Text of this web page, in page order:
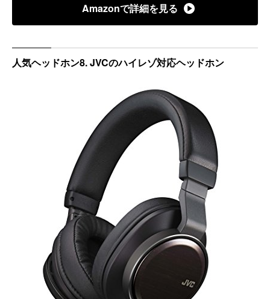
Amazonで詳細を見る
人気ヘッドホン8. JVCのハイレゾ対応ヘッドホン